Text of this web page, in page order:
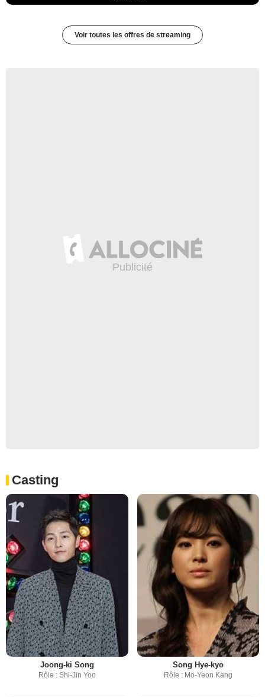
Voir toutes les offres de streaming
Casting
Joong-ki Song
Rôle : Shi-Jin Yoo
Song Hye-kyo
Rôle : Mo-Yeon Kang